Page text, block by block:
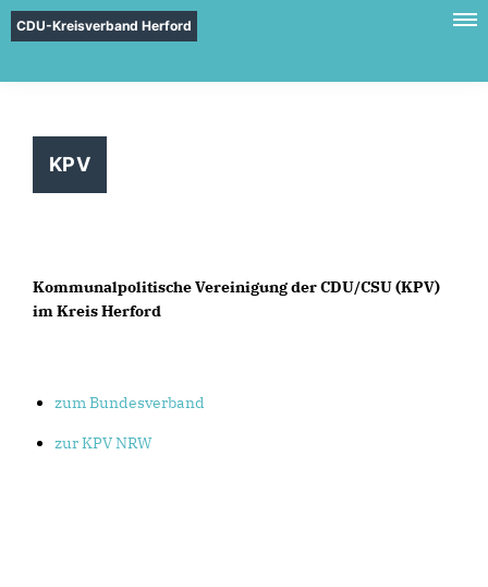
CDU-Kreisverband Herford
KPV
Kommunalpolitische Vereinigung der CDU/CSU (KPV)
im Kreis Herford
zum Bundesverband
zur KPV NRW